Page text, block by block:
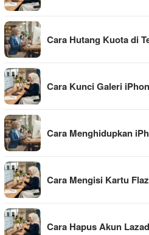
Cara Hutang Kuota di
Cara Kunci Galeri
Cara Menghidupkan
Cara Mengisi Kartu
Cara Hapus Akun